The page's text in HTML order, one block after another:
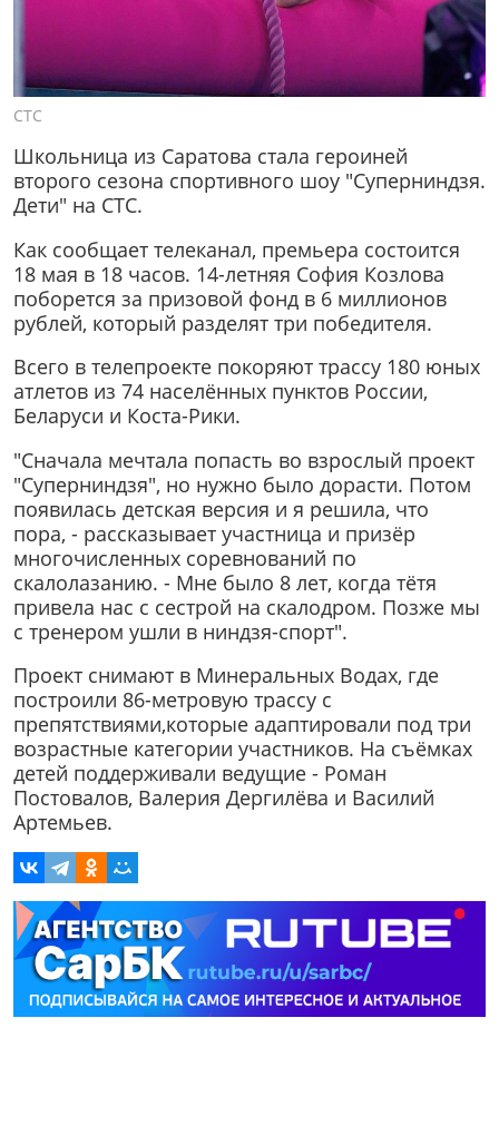
СТС
Школьница из Саратова стала героиней
второго сезона спортивного шоу "Суперниндзя.
Дети" на СТС.
Как сообщает телеканал, премьера состоится
18 мая в 18 часов. 14-летняя София Козлова
поборется за призовой фонд в 6 миллионов
рублей, который разделят три победителя.
Всего в телепроекте покоряют трассу 180 юных
атлетов из 74 населённых пунктов России,
Беларуси и Коста-Рики.
"Сначала мечтала попасть во взрослый проект
"Суперниндзя", но нужно было дорасти. Потом
появилась детская версия и я решила, что
пора, - рассказывает участница и призёр
многочисленных соревнований по
скалолазанию. - Мне было 8 лет, когда тётя
привела нас с сестрой на скалодром. Позже мы
с тренером ушли в ниндзя-спорт".
Проект снимают в Минеральных Водах, где
построили 86-метровую трассу с
препятствиями,которые адаптировали под три
возрастные категории участников. На съёмках
детей поддерживали ведущие - Роман
Постовалов, Валерия Дергилёва и Василий
Артемьев.